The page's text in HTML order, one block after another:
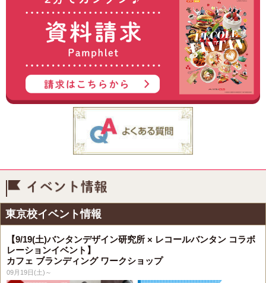
東京校イベント情報
【9/19(土)バンタンデザイン研究所 × レコールバンタン コラボ
レーションイベント】
カフェ ブランディング ワークショップ
09月19日(土)～